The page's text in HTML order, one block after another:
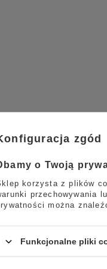
(EC) zgód
o Twoją
korzysta z plików
przechowywania
można
Funkcjonalne pliki